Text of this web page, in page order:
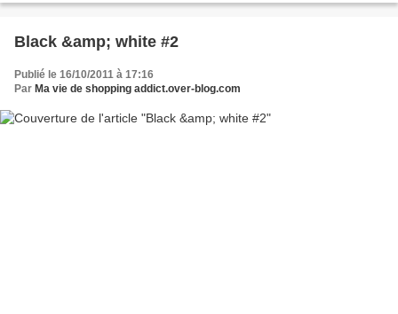
Black &amp; white #2
Publié le 16/10/2011 à 17:16
Par Ma vie de shopping addict.over-blog.com